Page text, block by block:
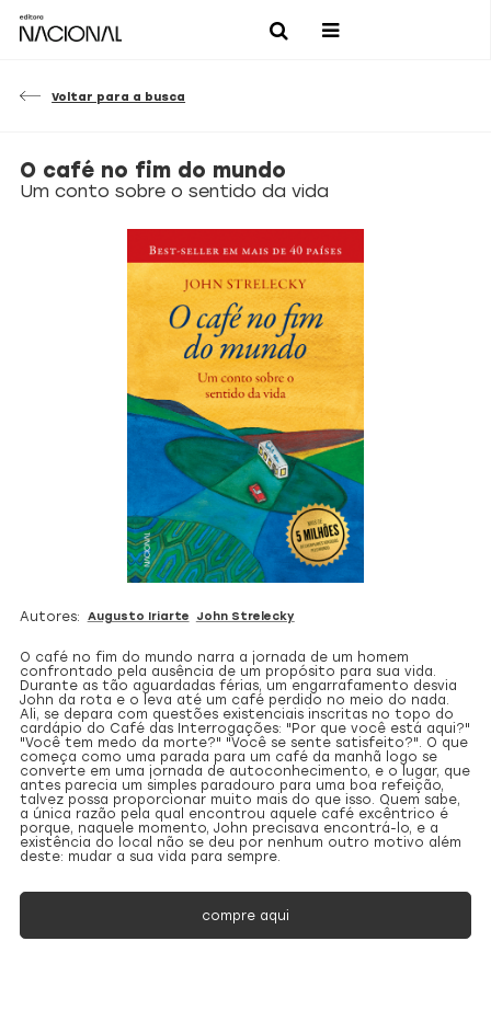
Voltar para a busca
O café no fim do mundo
Um conto sobre o sentido da vida
Autores: Augusto Iriarte John Strelecky
O café no fim do mundo narra a jornada de um homem
confrontado pela ausência de um propósito para sua vida.
Durante as tão aguardadas férias, um engarrafamento desvia
John da rota e o leva até um café perdido no meio do nada.
Ali, se depara com questões existenciais inscritas no topo do
cardápio do Café das Interrogações: "Por que você está aqui?"
"Você tem medo da morte?" "Você se sente satisfeito?". O que
começa como uma parada para um café da manhã logo se
converte em uma jornada de autoconhecimento, e o lugar, que
antes parecia um simples paradouro para uma boa refeição,
talvez possa proporcionar muito mais do que isso. Quem sabe,
a única razão pela qual encontrou aquele café excêntrico é
porque, naquele momento, John precisava encontrá-lo, e a
existência do local não se deu por nenhum outro motivo além
deste: mudar a sua vida para sempre.
compre aqui